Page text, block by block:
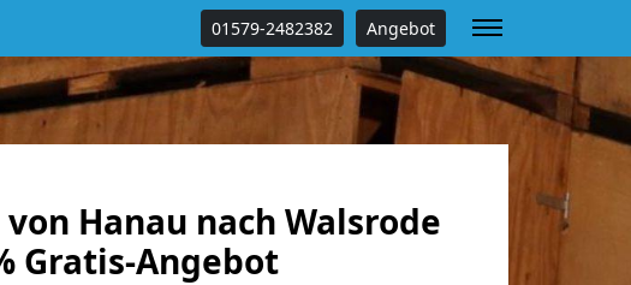
01579-2482382 Angebot
Hanau nach Walsrode
Gratis-Angebot